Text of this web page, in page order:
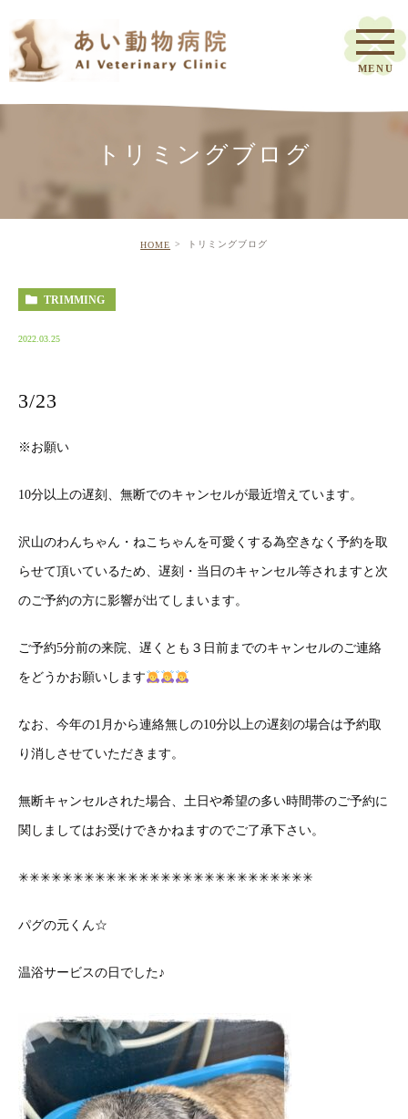
トリミングブログ
HOME トリミングブログ
TRIMMING
2022.03.25
3/23
※ お願い
10分以上の遅刻、無断でのキャンセルが最近増えています。
沢山のわんちゃん・ねこちゃんを可愛くする為空きなく予約を取
らせて頂いているため、遅刻・当日のキャンセル等されますと次
のご予約の方に影響が出てしまいます。
ご予約5分前の来院、遅くとも３日前までのキャンセルのご連絡
をどうかお願いします
なお、今年の1 月から連絡無しの10分以上の遅刻の場合は予約取
り消しさせていただきます。
無断キャンセルされた場合、土日や希望の多い時間帯のご予約に
関しましてはお受けできかねますのでご了承下さい。
✳︎✳︎✳︎✳︎✳︎✳︎✳︎✳︎✳︎✳︎✳︎✳︎✳︎✳︎✳︎✳︎✳︎✳︎✳︎✳︎✳︎✳︎✳︎✳︎✳︎✳︎✳︎
パグの元くん☆
温浴サービスの日でした♪